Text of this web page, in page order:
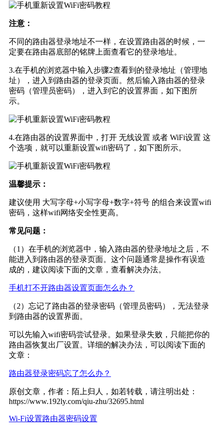
注意：
不同的路由器登录地址不一样，在设置路由器的时候，一
定要在路由器底部的铭牌上面查看它的登录地址。
3.在手机的浏览器中输入步骤2查看到的登录地址（管理地
址），进入到路由器的登录页面。然后输入路由器的登录
密码（管理员密码），进入到它的设置界面，如下图所
示。
4.在路由器的设置界面中，打开 无线设置 或者 WiFi设置 这
个选项，就可以重新设置wifi密码了，如下图所示。
温馨提示：
建议使用 大写字母+小写字母+数字+符号 的组合来设置wifi
密码，这样wifi网络安全性更高。
常见问题：
（1）在手机的浏览器中，输入路由器的登录地址之后，不
能进入到路由器的登录页面。这个问题通常是操作有误造
成的，建议阅读下面的文章，查看解决办法。
手机打不开路由器设置页面怎么办？
（2）忘记了路由器的登录密码（管理员密码），无法登录
到路由器的设置界面。
可以先输入wifi密码尝试登录。如果登录失败，只能把你的
路由器恢复出厂设置。详细的解决办法，可以阅读下面的
文章：
路由器登录密码忘了怎么办？
原创文章，作者：陌上归人，如若转载，请注明出处：
https://www.192ly.com/qiu-zhu/32695.html
Wi-Fi设置路由器密码设置